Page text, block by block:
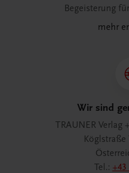
Begeisterung
mehr
Wir sind
TRAUNER Verlag
Köglstraße
Tel.: +43